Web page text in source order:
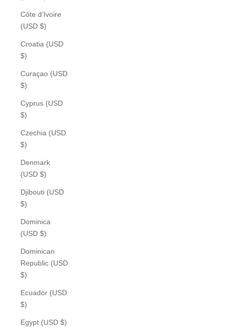
Côte d’Ivoire
(USD $)
Croatia (USD
$)
Curaçao (USD
$)
Cyprus (USD
$)
Czechia (USD
$)
Denmark
(USD $)
Djibouti (USD
$)
Dominica
(USD $)
Dominican
Republic (USD
$)
Ecuador (USD
$)
Egypt (USD $)